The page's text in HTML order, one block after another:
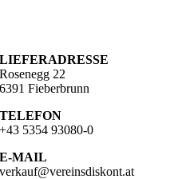
LIEFERADRESSE
Rosenegg 22
6391 Fieberbrunn
TELEFON
+43 5354 93080-0
E-MAIL
verkauf@vereinsdiskont.at